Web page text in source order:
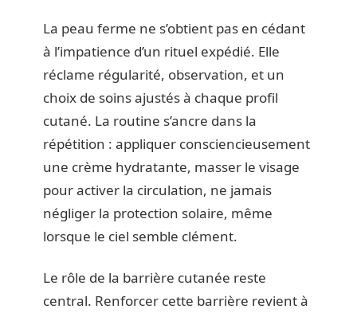
La peau ferme ne s’obtient pas en cédant
à l’impatience d’un rituel expédié. Elle
réclame régularité, observation, et un
choix de soins ajustés à chaque profil
cutané. La routine s’ancre dans la
répétition : appliquer consciencieusement
une crème hydratante, masser le visage
pour activer la circulation, ne jamais
négliger la protection solaire, même
lorsque le ciel semble clément.
Le rôle de la barrière cutanée reste
central. Renforcer cette barrière revient à